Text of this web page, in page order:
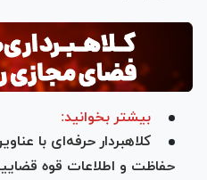
بیشتر بخوانید:
کلاهبردار حرفه‌ای با
حفاظت و اطلاعات قوه